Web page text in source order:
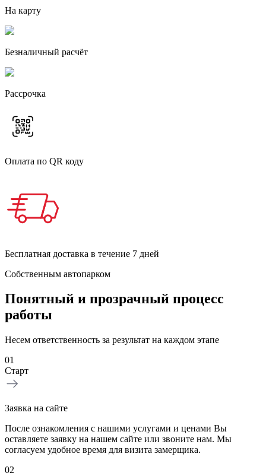
На карту
Безналичный расчёт
Рассрочка
Оплата по QR коду
Бесплатная доставка в течение 7 дней
Собственным автопарком
Понятный и прозрачный процесс
работы
Несем ответственность за результат на каждом этапе
01
Старт
Заявка на сайте
После ознакомления с нашими услугами и ценами Вы
оставляете заявку на нашем сайте или звоните нам. Мы
согласуем удобное время для визита замерщика.
02